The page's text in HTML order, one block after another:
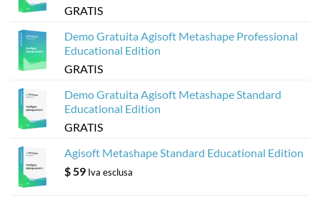
GRATIS
Demo Gratuita Agisoft Metashape Professional
Educational Edition
GRATIS
Demo Gratuita Agisoft Metashape Standard
Educational Edition
GRATIS
Agisoft Metashape Standard Educational Edition
$59 Iva esclusa